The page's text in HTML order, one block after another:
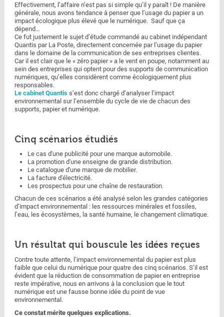
Effectivement, l’affaire n’est pas si simple qu’il y paraît ! De manière
générale, nous avons tendance à penser que l’usage du papier a un
impact écologique plus élevé que le numérique. Sauf que ça
dépend…
Ce fut justement le sujet d’étude commandé au cabinet indépendant
Quantis par La Poste, directement concernée par l’usage du papier
dans le domaine de la communication de ses entreprises clientes.
Car il est clair que le « zéro papier » a le vent en poupe, notamment au
sein des entreprises qui optent pour des supports de communication
numériques, qu’elles considèrent comme écologiquement plus
responsables.
Le cabinet Quantiss’est donc chargé d’analyser l’impact
environnemental sur l’ensemble du cycle de vie de chacun des
supports, papier et numérique.
Cinq scénarios étudiés
Le cas d'une publicité pour une marque automobile.
La promotion d'une enseigne de grande distribution.
Le catalogue d'une marque de mobilier.
La facture d'électricité.
Les prospectus pour une chaîne de restauration.
Chacun de ces scénarios a été analysé selon les grandes catégories
d’impact environnemental : les ressources minérales et fossiles,
l’eau, les écosystèmes, la santé humaine, le changement climatique.
Un résultat qui bouscule les idées reçues
Contre toute attente, l’impact environnemental du papier est plus
faible que celui du numérique pour quatre des cinq scénarios. S’il est
évident que la réduction de consommation de papier en entreprise
reste impérative, nous en arrivons à la conclusion que le tout
numérique est une fausse bonne idée du point de vue
environnemental.
Ce constat mérite quelques explications.